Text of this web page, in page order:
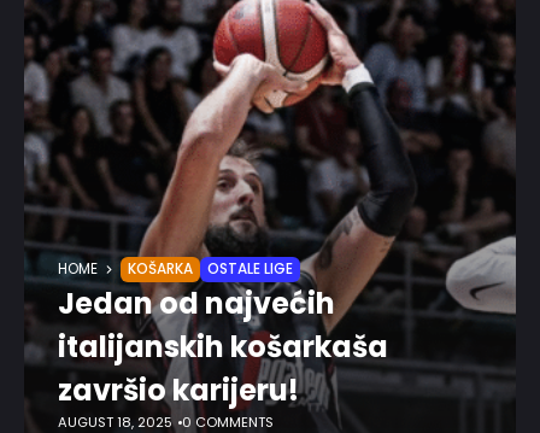
HOME KOŠARKA OSTALE LIGE
Jedan od najvećih
italijanskih košarkaša
završio karijeru!
AUGUST 18, 2025 0 COMMENTS